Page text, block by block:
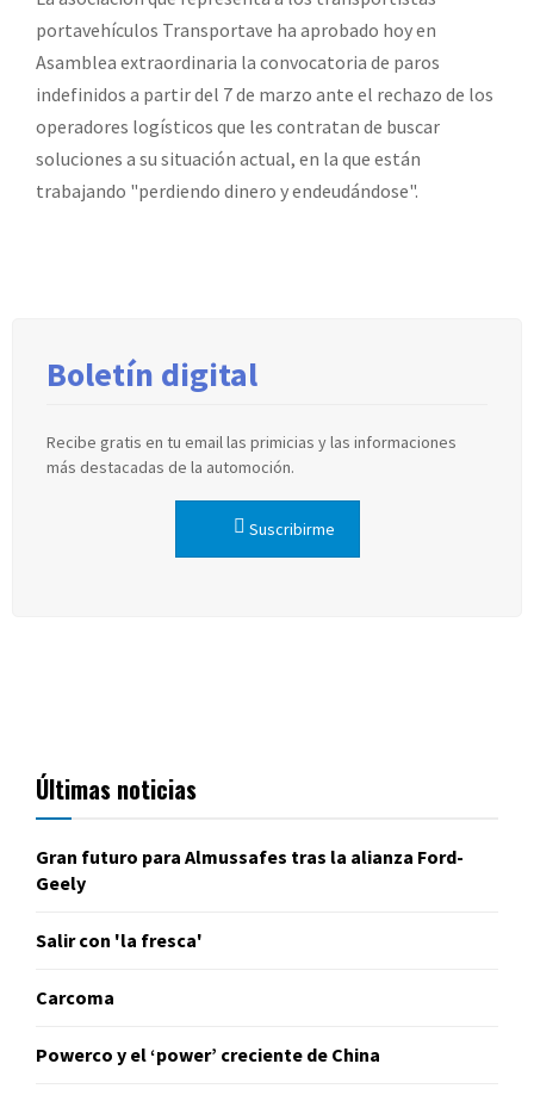
portavehículos Transportave ha aprobado hoy en
Asamblea extraordinaria la convocatoria de paros
indefinidos a partir del 7 de marzo ante el rechazo de los
operadores logísticos que les contratan de buscar
soluciones a su situación actual, en la que están
trabajando "perdiendo dinero y endeudándose".
Boletín digital
Recibe gratis en tu email las primicias y las informaciones
más destacadas de la automoción.
Suscribirme
Últimas noticias
Gran futuro para Almussafes tras la alianza Ford-
Geely
Salir con 'la fresca'
Carcoma
Powerco y el ‘power’ creciente de China